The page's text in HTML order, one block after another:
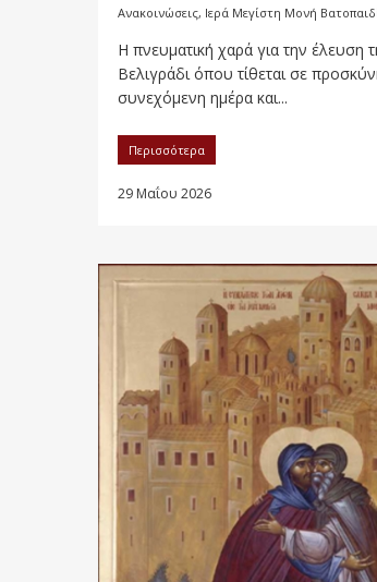
Ανακοινώσεις, Ιερά Μεγίστη Μονή
Η πνευματική χαρά για την έλευση
Βελιγράδι όπου τίθεται σε
συνεχόμενη ημέρα και...
Περισσότερα
29 Μαΐου 2026